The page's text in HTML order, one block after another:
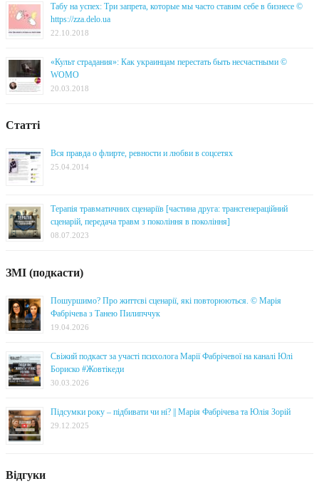
Табу на успех: Три запрета, которые мы часто ставим себе в бизнесе ©
https://zza.delo.ua
22.10.2018
«Культ страдания»: Как украинцам перестать быть несчастными ©
WOMO
20.03.2018
Статті
Вся правда о флирте, ревности и любви в соцсетях
25.04.2014
Терапія травматичних сценаріїв [частина друга: трансгенераційний
сценарій, передача травм з покоління в покоління]
08.07.2023
ЗМІ (подкасти)
Пошуршимо? Про життєві сценарії, які повторюються. © Марія
Фабрічева з Танею Пилипччук
19.04.2026
Свіжий подкаст за участі психолога Марії Фабрічевої на каналі Юлі
Бориско #Жовтікеди
30.03.2026
Підсумки року – підбивати чи ні? || Марія Фабрічева та Юлія Зорій
29.12.2025
Відгуки